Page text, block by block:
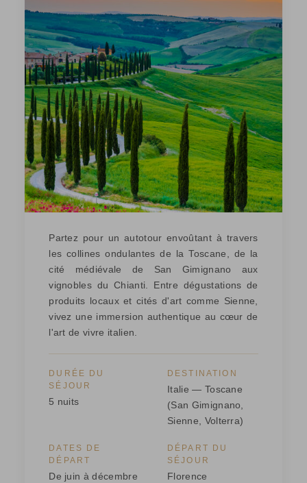
Partez pour un autotour envoûtant à travers
les collines ondulantes de la Toscane, de la
cité médiévale de San Gimignano aux
vignobles du Chianti. Entre dégustations de
produits locaux et cités d'art comme Sienne,
vivez une immersion authentique au cœur de
l'art de vivre italien.
DURÉE DU
SÉJOUR
5 nuits
DESTINATION
Italie — Toscane
(San Gimignano,
Sienne, Volterra)
DATES DE
DÉPART
De juin à décembre
DÉPART DU
SÉJOUR
Florence